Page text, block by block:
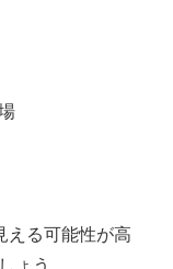
える可能性が高